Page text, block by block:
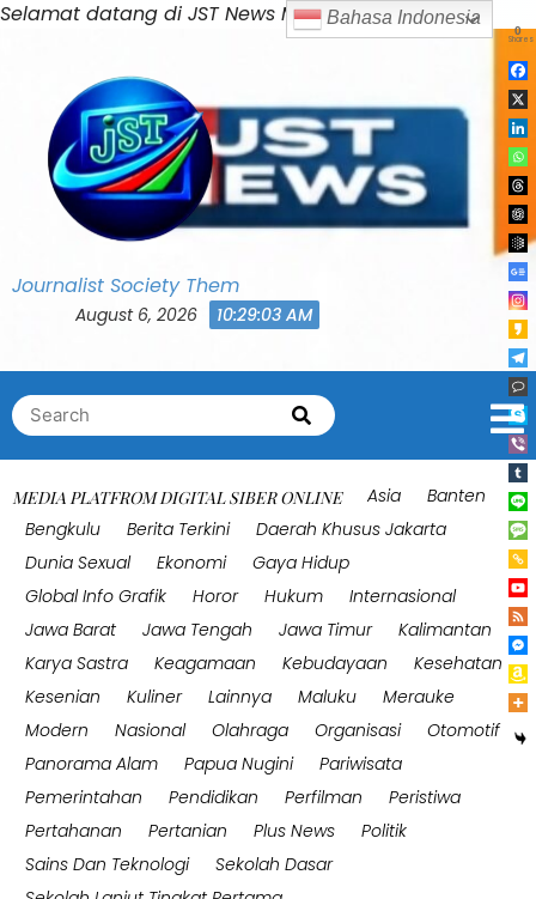
Selamat datang di JST News MediaSkip
to
Journalist Society Them
August 6, 2026 10:29:07 AM
Search
for:
Search
MEDIA PLATFROM DIGITAL SIBER ONLINE Asia
Banten
Bengkulu
Berita Terkini
Daerah Khusus Jakarta
Dunia Sexual
Ekonomi
Gaya Hidup
Global Info Grafik
Horor Hukum
Internasional
Jawa Barat
Jawa Tengah Jawa Timur
Kalimantan
Karya Sastra
Keagamaan Kebudayaan
Kesehatan
Kesenian
Kuliner Lainnya Maluku
Merauke
Modern
Nasional Olahraga Organisasi
Otomotif
Panorama Alam
Papua Nugini
Pariwisata
Pemerintahan
Pendidikan Perfilman
Peristiwa
Pertahanan
Pertanian Plus News
Politik
Sains Dan Teknologi
Sekolah Dasar
0
Shares
Bahasa Indonesia